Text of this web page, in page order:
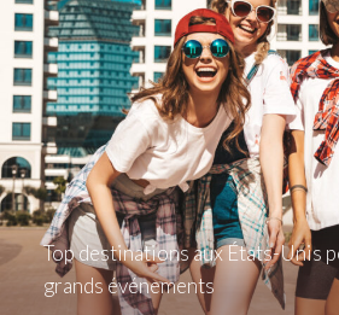
Top destinations aux États-Unis
grands événements